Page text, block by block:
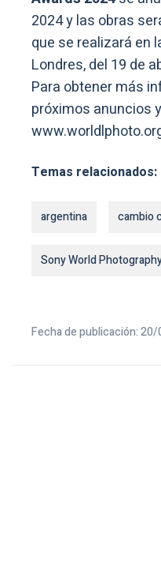
2024 y las obras
que se realizará en
Londres, del 19 de
Para obtener más
próximos anuncios
Temas relacionados:
argentina cambio
Sony World
Fecha de publicación: 20/